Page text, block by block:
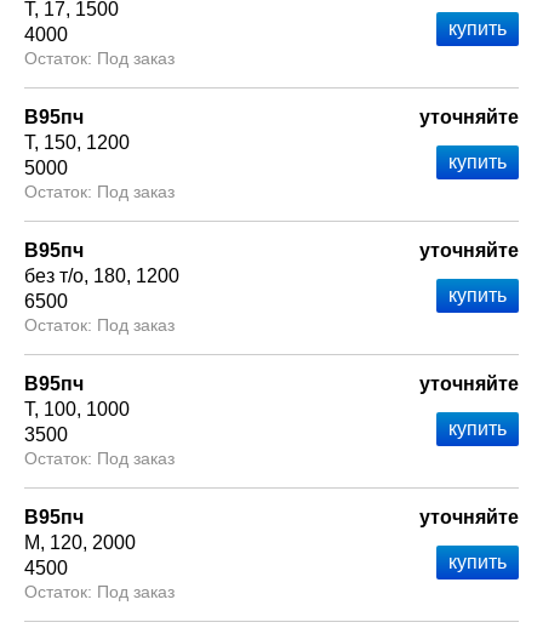
Т 17 1500
4000
Под заказ
В95пч
Т 150 1200
5000
Под заказ
уточняйте
В95пч
без т/о 180 1200
6500
Под заказ
уточняйте
В95пч
Т 100 1000
3500
Под заказ
уточняйте
В95пч
М
120 2000
4500
Под заказ
уточняйте